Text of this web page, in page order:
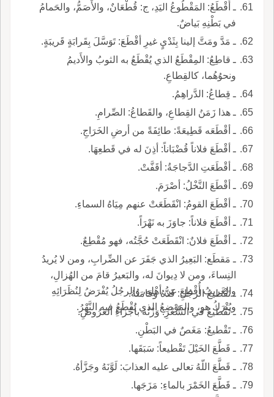
ـ أَقْطَعُ: المَقْطُوعُ اليَدِ، ج: قُطْعَانٌ، والأَصَمُّ، والحَمامُ
في بَطْنِهِ بَياضٌ.
ـ مَدَّ ومَتَّ إلينا بِثَدْيٍ غيرِ أقْطَعَ: تَوَسَّلَ بِقَرابَةٍ قَريبَةٍ.
ـ قاطِعُ: المِقْطَعُ الذي يُقْطَعُ به الثوبُ والأَديمُ
ونحوُهُما، كالقِطاعِ.
ـ قِطاعُ: الدَّراهِمُ.
ـ هذا زَمَنُ القِطاعِ، والقَطاعُ: الصِّرامِ.
ـ أقْطَعَه قَطِيعَةً: طائِفَةً من أرضِ الخَرَاجِ.
ـ أقْطَعَ فلاناً قُضْبَاناً: أذِنَ له في قَطعِهَا.
ـ أقْطَعَتِ الدَّجاجَةُ: أقَفَّتْ.
ـ أقْطَعَ النَّخْلُ: أصْرَمَ.
ـ أقْطَعَ القومُ: انْقَطَعَتْ عنهم مِيَاهُ السماءِ.
ـ أقْطَعَ فلاناً: جاوَزَ به نَهْرَاً.
ـ أقْطَعَ فلانٌ: انْقَطَعَتْ حُجَّتُه، فهو مُقْطِعٌ.
ـ مَقطَع: البَعِيرُ الذي جَفَرَ عن الضِّرابِ، ومن لا يُريدُ
النِساءَ، ومن لا دِيوانَ له، والبَعيرُ قامَ من الهُزالِ،
والغَريبُ أُقْطِعَ عن أهْلِهِ، والرجُلُ يُفْرَضُ لِنُظَرَائِهِ
ويُتْرَكُ هو، والمَوْضِعُ الذي يُقْطَعُ فيه النَّهْرُ.
ـ تَقْطيعُ الرجُلِ: قَدُّهُ وقامَتُهُ.
ـ تَقْطيعُ في الشِّعْرِ: وَزْنُهُ بأجْزاءِ العَرُوضِ.
ـ تَقْطيعُ: مَغَصٌ في البَطْنِ.
ـ قَطَّعَ الخَيْلَ تَقْطيعاً: سَبَقَها.
ـ قَطَّعَ اللّهُ تعالى عليه العذابَ: لَوَّنَهُ وجَزَّأهُ.
ـ قَطَّعَ الخَمْرَ بالماءِ: مَزَجَها.